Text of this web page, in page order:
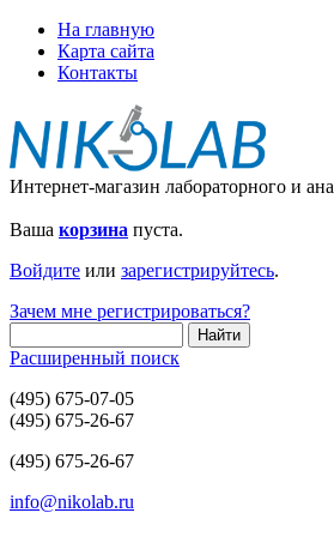
На главную
Карта сайта
Контакты
Интернет-магазин лабораторного и
Ваша корзина пуста.
Войдите или зарегистрируйтесь.
Зачем мне регистрироваться?
Расширенный поиск
(495) 675-07-05
(495) 675-26-67
(495) 675-26-67
info@nikolab.ru